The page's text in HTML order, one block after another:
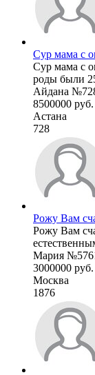
Сур мама с
Сур мама с
роды были
Айдана
8500000 руб.
Астана
728
Рожу Вам
Рожу Вам
Мария
3000000 руб.
Москва
1876